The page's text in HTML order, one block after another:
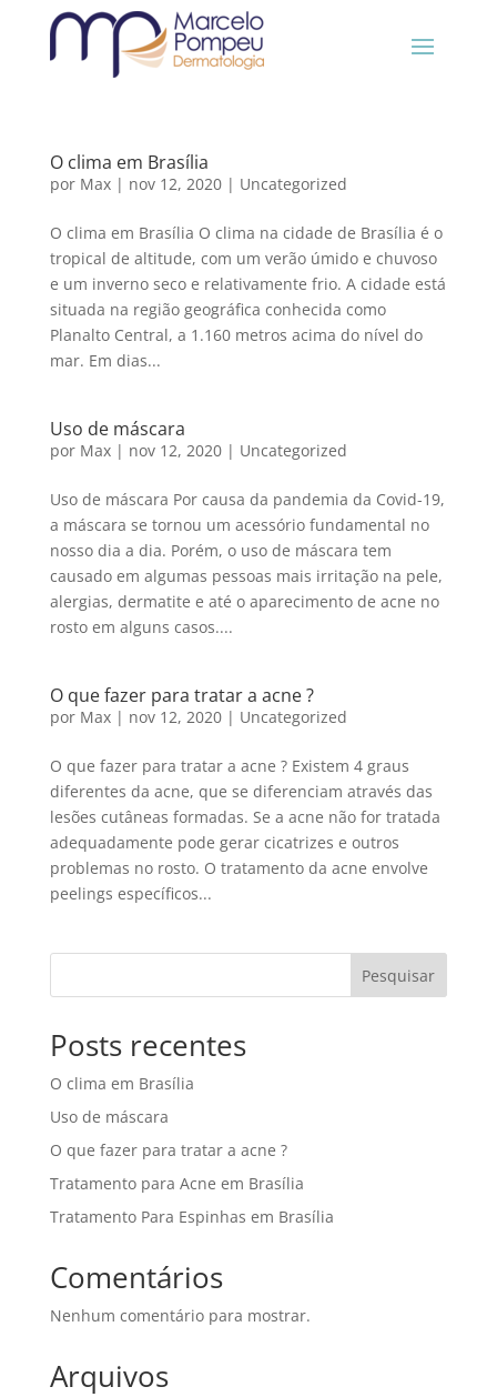
O clima em Brasília
por Max| nov 12, 2020| Uncategorized
O clima em Brasília O clima na cidade de Brasília é o
tropical de altitude, com um verão úmido e chuvoso
e um inverno seco e relativamente frio. A cidade está
situada na região geográfica conhecida como
Planalto Central, a 1.160 metros acima do nível do
mar. Em dias...
Uso de máscara
por Max| nov 12, 2020| Uncategorized
Uso de máscara Por causa da pandemia da Covid-19,
a máscara se tornou um acessório fundamental no
nosso dia a dia. Porém, o uso de máscara tem
causado em algumas pessoas mais irritação na pele,
alergias, dermatite e até o aparecimento de acne no
rosto em alguns casos....
O que fazer para tratar a acne ?
por Max| nov 12, 2020| Uncategorized
O que fazer para tratar a acne ? Existem 4 graus
diferentes da acne, que se diferenciam através das
lesões cutâneas formadas. Se a acne não for tratada
adequadamente pode gerar cicatrizes e outros
problemas no rosto. O tratamento da acne envolve
peelings específicos...
Pesquisar
Posts recentes
O clima em Brasília
Uso de máscara
O que fazer para tratar a acne ?
Tratamento para Acne em Brasília
Tratamento Para Espinhas em Brasília
Comentários
Nenhum comentário para mostrar.
Arquivos